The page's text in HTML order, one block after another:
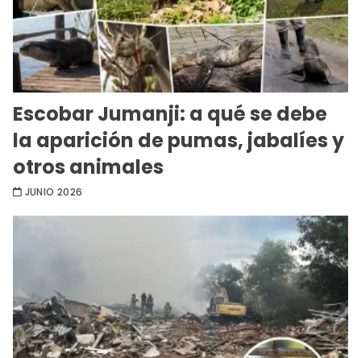
Escobar Jumanji: a qué se debe
la aparición de pumas, jabalíes y
otros animales
JUNIO 2026